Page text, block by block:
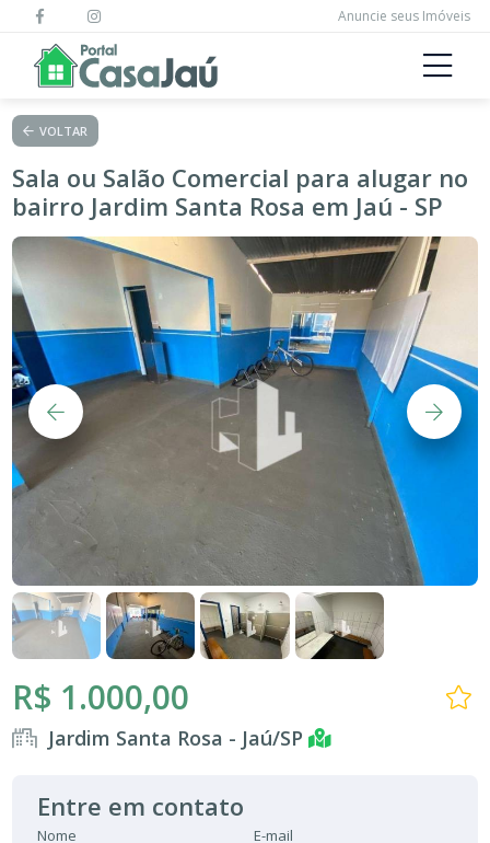
Anuncie seus Imóveis
VOLTAR
Sala ou Salão Comercial para alugar no
bairro Jardim Santa Rosa em Jaú - SP
R$ 1.000,00
Jardim Santa Rosa - Jaú/SP
Entre em contato
Nome E-mail